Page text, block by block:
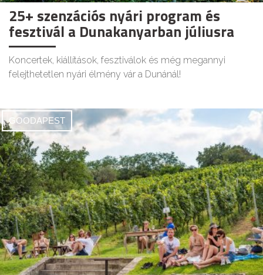
25+ szenzációs nyári program és
fesztivál a Dunakanyarban júliusra
Koncertek, kiállítások, fesztiválok és még megannyi
felejthetetlen nyári élmény vár a Dunánál!
GOODAPEST